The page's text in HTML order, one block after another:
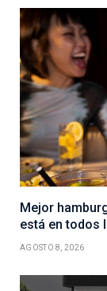
Mejor
está en todos
AGOSTO 8, 2026